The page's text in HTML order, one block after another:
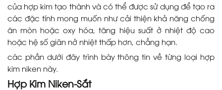
của hợp kim tạo thành và có thể được sử dụng để tạo ra
các đặc tính mong muốn như cải thiện khả năng chống
ăn mòn hoặc oxy hóa, tăng hiệu suất ở nhiệt độ cao
hoặc hệ số giãn nở nhiệt thấp hơn, chẳng hạn.
các phần dưới đây trình bày thông tin về từng loại hợp
kim niken này.
Hợp Kim Niken-Sắt